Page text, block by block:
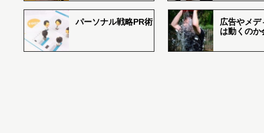
パーソナル戦略PR術
広告やメデ
は動くのか